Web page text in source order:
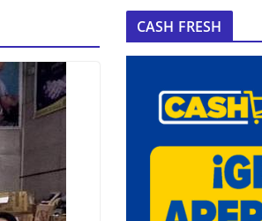
CASH FRESH